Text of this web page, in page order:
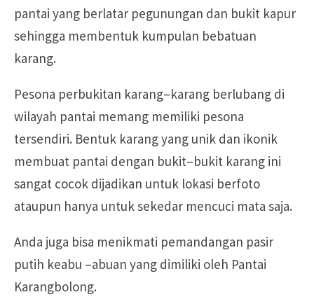
pantai yang berlatar pegunungan dan bukit kapur
sehingga membentuk kumpulan bebatuan
karang.
Pesona perbukitan karang–karang berlubang di
wilayah pantai memang memiliki pesona
tersendiri. Bentuk karang yang unik dan ikonik
membuat pantai dengan bukit–bukit karang ini
sangat cocok dijadikan untuk lokasi berfoto
ataupun hanya untuk sekedar mencuci mata saja.
Anda juga bisa menikmati pemandangan pasir
putih keabu –abuan yang dimiliki oleh Pantai
Karangbolong.